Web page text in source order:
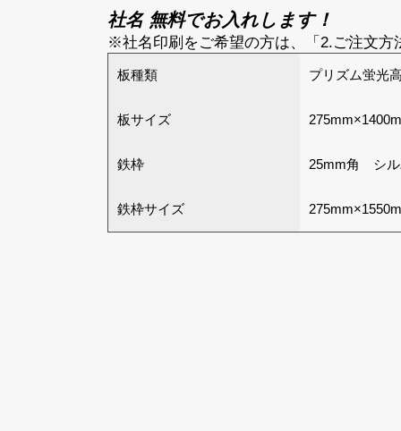
社名 無料でお入れします！
※社名印刷をご希望の方は、「2.ご注文方
板種類 プリズム蛍光
板サイズ
鉄枠 25mm角 シル
鉄枠サイズ